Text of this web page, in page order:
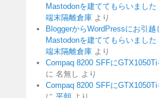
Mastodonを建ててもらいまし
端末隔離倉庫 より
BloggerからWordPressにお引越
Mastodonを建ててもらいまし
端末隔離倉庫 より
Compaq 8200 SFFにGTX1050Ti
に 名無し より
Compaq 8200 SFFにGTX1050Ti